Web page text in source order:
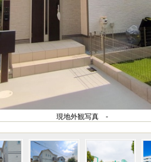
現地外観写真 -